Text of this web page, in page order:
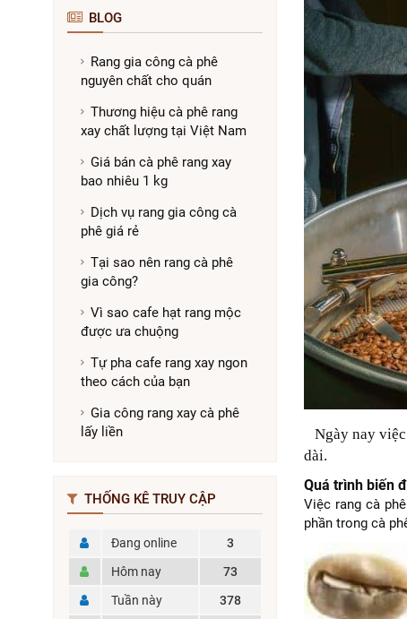
BLOG
Rang gia công cà phê
nguyên chất cho quán
Thương hiệu cà phê rang
xay chất lượng tại Việt Nam
Giá bán cà phê rang xay
bao nhiêu 1 kg
Dịch vụ rang gia công cà
phê giá rẻ
Tại sao nên rang cà phê
gia công?
Vì sao cafe hạt rang mộc
được ưa chuộng
Tự pha cafe rang xay ngon
theo cách của bạn
Gia công rang xay cà phê
lấy liền
THỐNG KÊ TRUY CẬP
Đang online
3
Hôm nay
73
Tuần này
378
Ngày nay việc
dài.
Quá trình biến
Việc rang cà
phần trong cà